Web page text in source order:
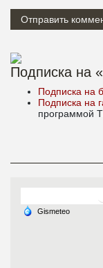
Подписка на
Подписка на
Подписка на
программой